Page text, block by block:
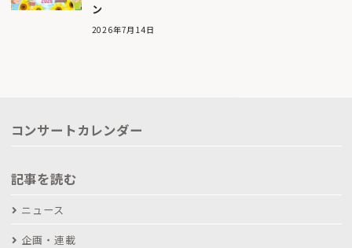
ン
2026年7月14日
コンサートカレンダー
記事を読む
ニュース
企画・連載